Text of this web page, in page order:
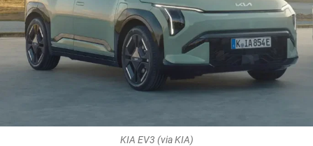
KIA EV3 (via KIA)